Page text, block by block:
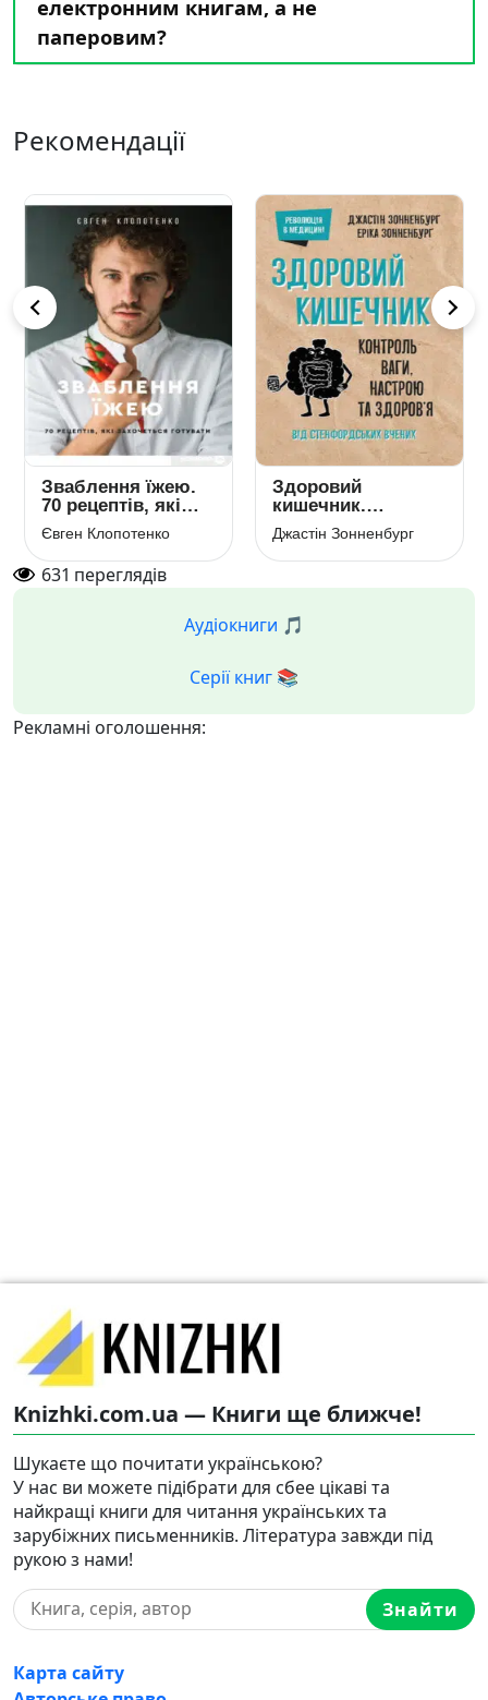
електронним книгам, а не
паперовим?
Рекомендації
Зваблення їжею.
70 рецептів, які
захочеться
готувати
Євген Клопотенко
Здоровий
кишечник.
Контроль ваги,
настрою та
здоров’я
Джастін Зонненбург
631 переглядів
Аудіокниги 🎵
Серії книг 📚
Рекламні оголошення:
Knizhki.com.ua — Книги ще ближче!
Шукаєте що почитати українською?
У нас ви можете підібрати для сбее цікаві та
найкращі книги для читання українських та
зарубіжних письменників. Література завжди під
рукою з нами!
Знайти
Карта сайту